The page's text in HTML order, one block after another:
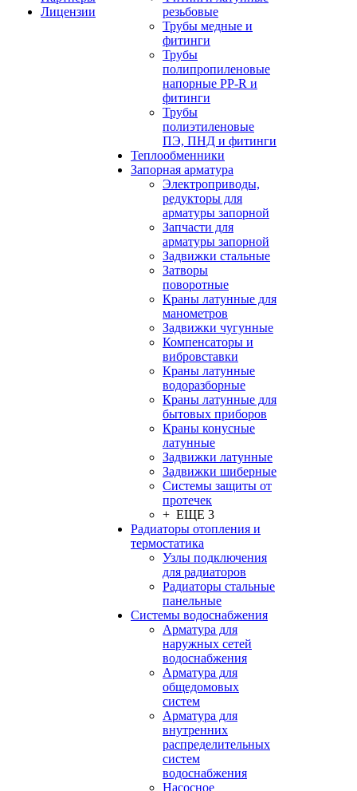
Лицензии
резьбовые
Трубы медные и
фитинги
Трубы
полипропиленовые
напорные PP-R и
фитинги
Трубы
полиэтиленовые
ПЭ, ПНД и фитинги
Теплообменники
Запорная арматура
Электроприводы,
редукторы для
арматуры запорной
Запчасти для
арматуры запорной
Задвижки стальные
Затворы
поворотные
Краны латунные для
манометров
Задвижки чугунные
Компенсаторы и
вибровставки
Краны латунные
водоразборные
Краны латунные для
бытовых приборов
Краны конусные
латунные
Задвижки латунные
Задвижки шиберные
Системы защиты от
протечек
+ ЕЩЕ 3
Радиаторы отопления и
термостатика
Узлы подключения
для радиаторов
Радиаторы стальные
панельные
Системы водоснабжения
Арматура для
наружных сетей
водоснабжения
Арматура для
общедомовых
систем
Арматура для
внутренних
распределительных
систем
водоснабжения
Насосное